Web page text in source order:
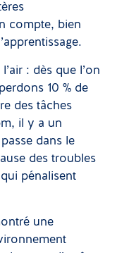
compte, bien
: dès que l’on
10 % de
des tâches
il y a un
dans le
des troubles
pénalisent
une